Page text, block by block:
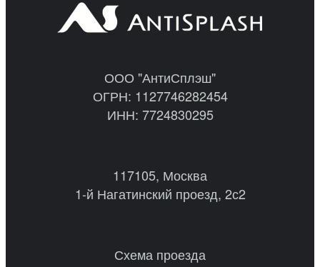
ООО "АнтиСплэш"
ОГРН: 1127746282454
ИНН: 7724830295
117105, Москва
1-й Нагатинский проезд, 2с2
Схема проезда